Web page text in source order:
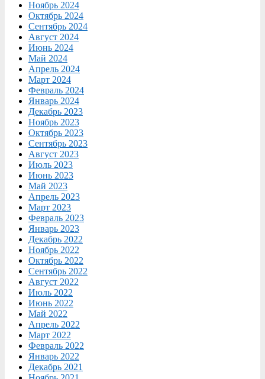
Ноябрь 2024
Октябрь 2024
Сентябрь 2024
Август 2024
Июнь 2024
Май 2024
Апрель 2024
Март 2024
Февраль 2024
Январь 2024
Декабрь 2023
Ноябрь 2023
Октябрь 2023
Сентябрь 2023
Август 2023
Июль 2023
Июнь 2023
Май 2023
Апрель 2023
Март 2023
Февраль 2023
Январь 2023
Декабрь 2022
Ноябрь 2022
Октябрь 2022
Сентябрь 2022
Август 2022
Июль 2022
Июнь 2022
Май 2022
Апрель 2022
Март 2022
Февраль 2022
Январь 2022
Декабрь 2021